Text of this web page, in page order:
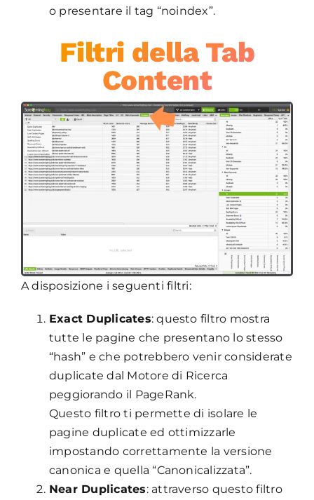
o presentare il tag “noindex”.
Filtri della Tab
Content
A disposizione i seguenti filtri:
Exact Duplicates: questo filtro mostra
tutte le pagine che presentano lo stesso
“hash” e che potrebbero venir considerate
duplicate dal Motore di Ricerca
peggiorando il PageRank.
Questo filtro ti permette di isolare le
pagine duplicate ed ottimizzarle
impostando correttamente la versione
canonica e quella “Canonicalizzata”.
Near Duplicates: attraverso questo filtro